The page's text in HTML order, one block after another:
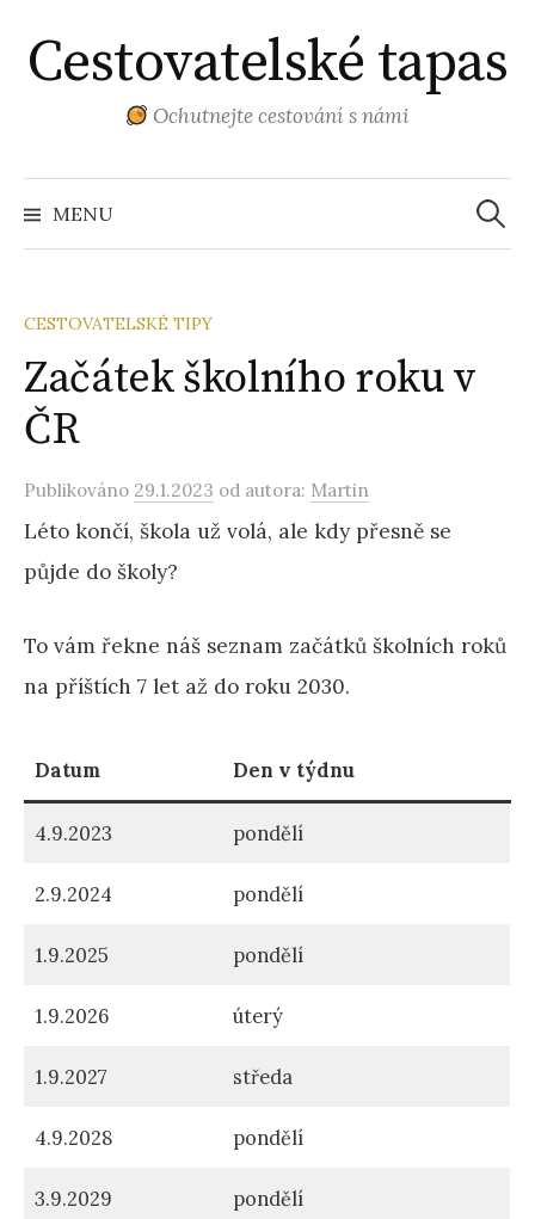
k
obsahu
Cestovatelské tapas
Ochutnejte cestování s námi
MENU
CESTOVATELSKÉ TIPY
Začátek školního roku v
ČR
Publikováno 29.1.2023 od autora: Martin
Léto končí, škola už volá, ale kdy přesně se
půjde do školy?
To vám řekne náš seznam začátků školních roků
na příštích 7 let až do roku 2030.
Datum Den v týdnu
4.9.2023 pondělí
2.9.2024 pondělí
1.9.2025 pondělí
1.9.2026 úterý
1.9.2027 středa
4.9.2028 pondělí
3.9.2029 pondělí